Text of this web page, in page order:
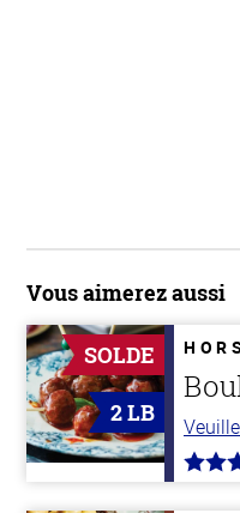
Vous aimerez aussi
SOLDE
2 LB
4.5